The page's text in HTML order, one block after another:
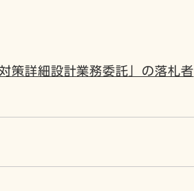
策詳細設計業務委託」の落札者